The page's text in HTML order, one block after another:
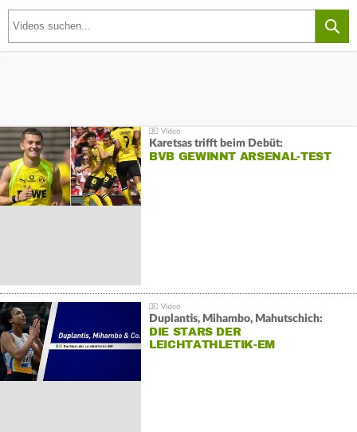
Karetsas trifft beim Debüt:
BVB GEWINNT ARSENAL-TEST
Duplantis, Mihambo, Mahutschich:
DIE STARS DER
LEICHTATHLETIK-EM